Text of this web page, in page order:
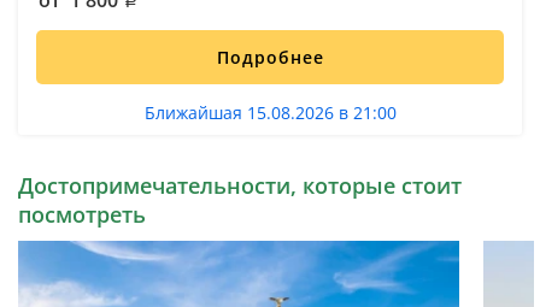
Подробнее
Ближайшая 15.08.2026 в 21:00
Достопримечательности, которые стоит
посмотреть